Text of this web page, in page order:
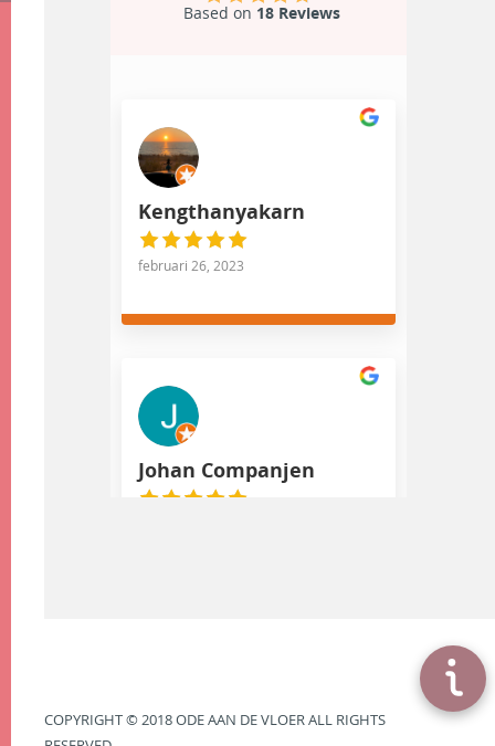
Based on 18 Reviews
Kengthanyakarn
februari 26, 2023
Johan Companjen
COPYRIGHT © 2018 ODE AAN DE VLOER ALL RIGHTS